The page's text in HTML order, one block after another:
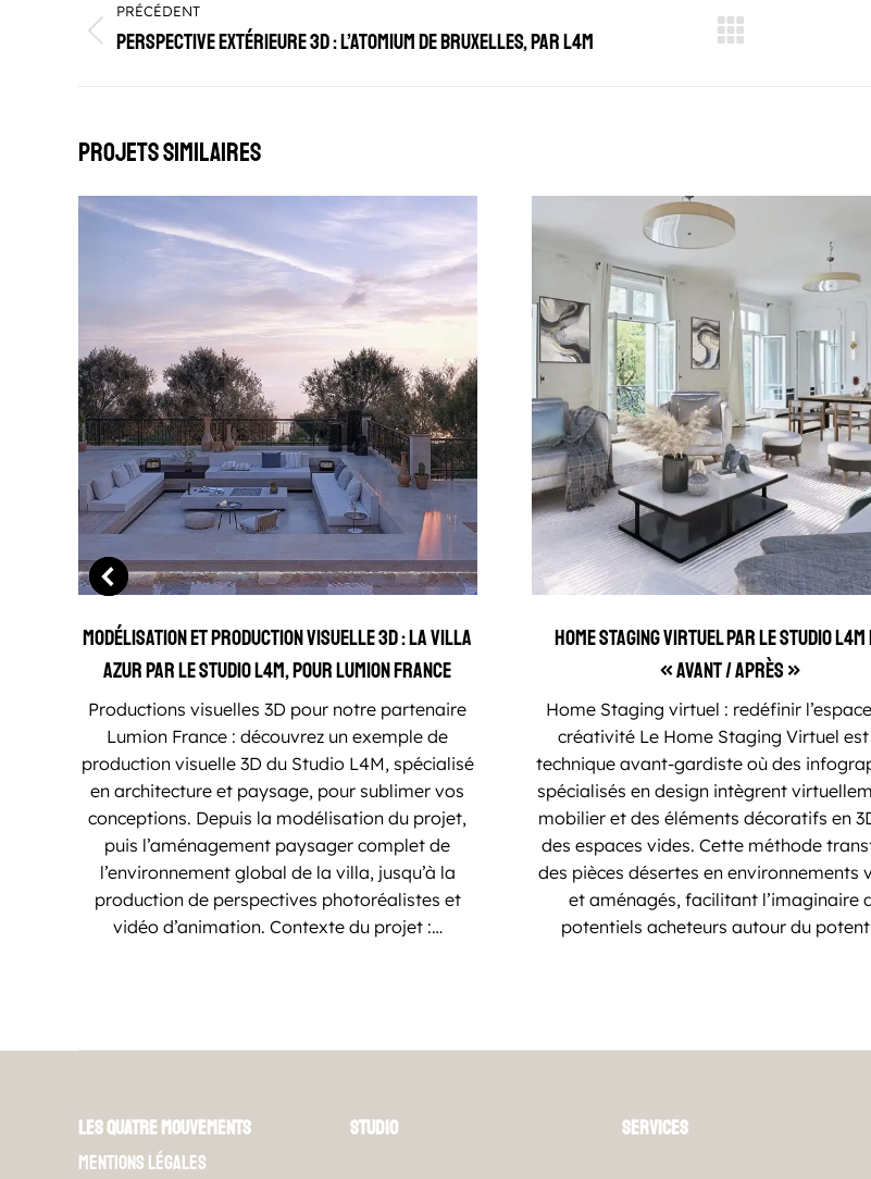
de
PRÉCÉDENT
Onglet
Perspective extérieure 3D : l’Atomium de Bruxelles, par L4M
Projets similaires
Modélisation et production visuelle 3D : la Villa
Azur par le Studio L4M, pour Lumion France
Productions visuelles 3D pour notre partenaire
Lumion France : découvrez un exemple de
production visuelle 3D du Studio L4M, spécialisé
en architecture et paysage, pour sublimer vos
conceptions. Depuis la modélisation du projet,
puis l’aménagement paysager complet de
l’environnement global de la villa, jusqu’à la
production de perspectives photoréalistes et
vidéo d’animation. Contexte du projet :…
Home Staging Virtuel par le Studio L4M
« Avant / Après »
Home Staging virtuel : redéfinir
créativité Le Home Staging Virtuel est
technique avant-gardiste où des
spécialisés en design intègrent
mobilier et des éléments décoratifs en
des espaces vides. Cette méthode
des pièces désertes en environnements
et aménagés, facilitant l’imaginaire
potentiels acheteurs autour du
Les Quatre Mouvements
Mentions légales
Studio Services